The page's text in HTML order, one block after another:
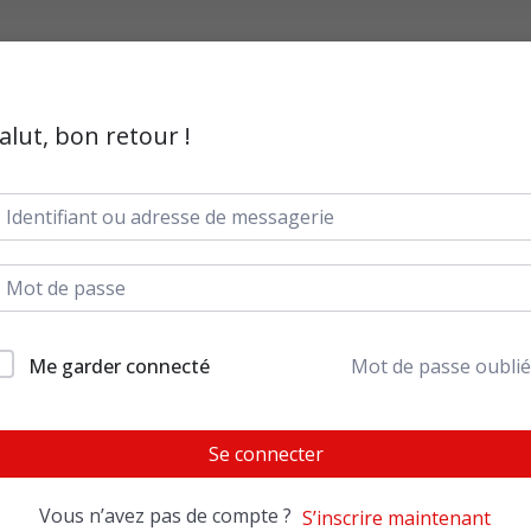
bon retour !
Me garder connecté Mot de passe
Se connecter
Vous n’avez pas de compte ? S’inscrire maintenant